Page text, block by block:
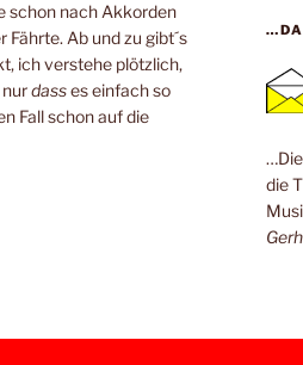
schon nach Akkorden
Fährte. Ab und zu gibt´s
ich verstehe plötzlich,
dasses einfach so
Fall schon auf die
die